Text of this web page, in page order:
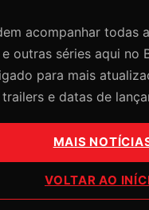
acompanhar todas
outras séries aqui no
para mais
e datas de
MAIS
VOLTAR AO